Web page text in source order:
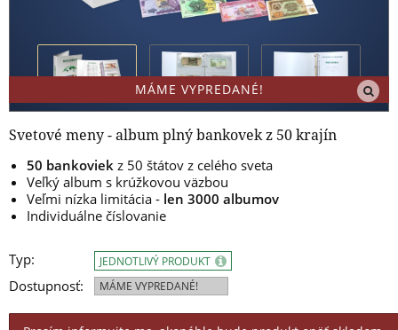
MÁME VYPREDANÉ!
Svetové meny - album plný bankovek z 50 krajín
50 bankoviek z 50 štátov z celého sveta
Veľký album s krúžkovou väzbou
Veľmi nízka limitácia - len 3000 albumov
Individuálne číslovanie
Typ:
Dostupnosť:
JEDNOTLIVÝ PRODUKT
MÁME VYPREDANÉ!